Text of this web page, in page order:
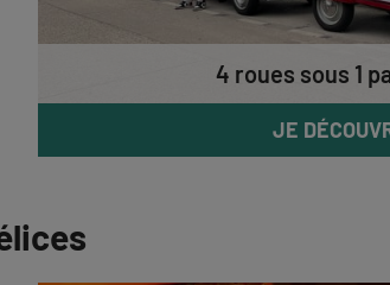
4 roues sous 1
JE